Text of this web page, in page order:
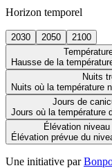
Horizon temporel
2030 2050
2100
Hausse de la
Nuits
Nuits où la température
Jours de
Jours où la température
Élévation niveau
Élévation prévue du
Une initiative par